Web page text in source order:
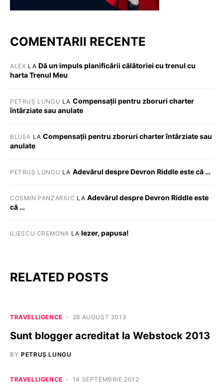
COMENTARII RECENTE
ALEX LA Dă un impuls planificării călătoriei cu trenul cu
harta Trenul Meu
PETRUȘ LUNGU LA Compensații pentru zboruri charter
întârziate sau anulate
BLUEA LACompensații pentru zboruri charter întârziate sau
anulate
PETRUȘ LUNGU LA Adevărul despre Devron Riddle este că …
COSMIN PANZARIUC LA Adevărul despre Devron Riddle este
că …
ILIESCU CREMONA LAIezer, papusa!
RELATED POSTS
TRAVELLIGENCE 28 AUGUST 2013
Sunt blogger acreditat la Webstock 2013
BY PETRUȘ LUNGU
TRAVELLIGENCE 14 SEPTEMBRIE 2012